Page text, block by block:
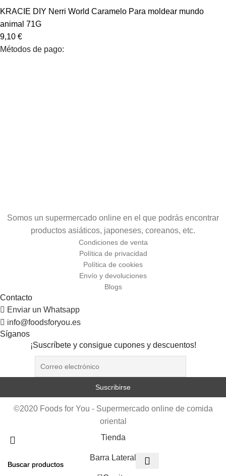
KRACIE DIY Nerri World Caramelo Para moldear mundo
animal 71G
9,10 €
Métodos de pago:
Somos un supermercado online en el que podrás encontrar
productos asiáticos, japoneses, coreanos, etc.
Condiciones de venta
Política de privacidad
Política de cookies
Envío y devoluciones
Blogs
Contacto
Enviar un Whatsapp
info@foodsforyou.es
Síganos
¡Suscríbete y consigue cupones y descuentos!
©2020 Foods for You - Supermercado online de comida
oriental
Tienda
Barra Lateral
0